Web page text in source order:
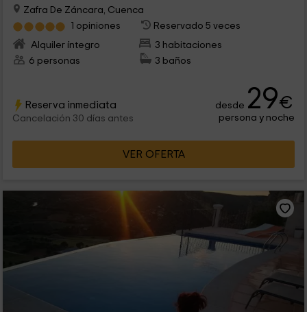
Zafra De Záncara, Cuenca
1 opiniones
Reservado 5 veces
Alquiler íntegro
3 habitaciones
6 personas
3 baños
Reserva inmediata
Cancelación 30 días antes
desde 29€
persona y noche
VER OFERTA